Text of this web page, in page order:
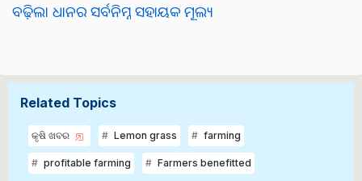
ବଢ଼ିଲା ଧାନର ସର୍ବନିମ୍ନ ସହାୟକ ମୂଲ୍ୟ
Related Topics
କୃଷି ଖବର Lemon grass farming
profitable farming Farmers benefitted